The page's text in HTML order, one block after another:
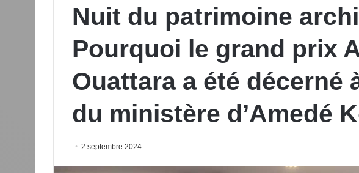
Nuit du patrimoine
Pourquoi le grand prix
Ouattara a été décerné
du ministère d’Amedé
2 septembre 2024